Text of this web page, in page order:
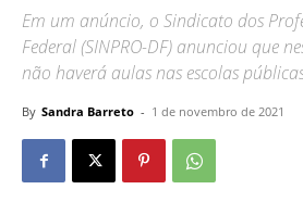
Em um anúncio, o Sindicato dos
Federal (SINPRO-DF) anunciou que
não haverá aulas nas escolas
By Sandra Barreto - 1 de novembro de 2021